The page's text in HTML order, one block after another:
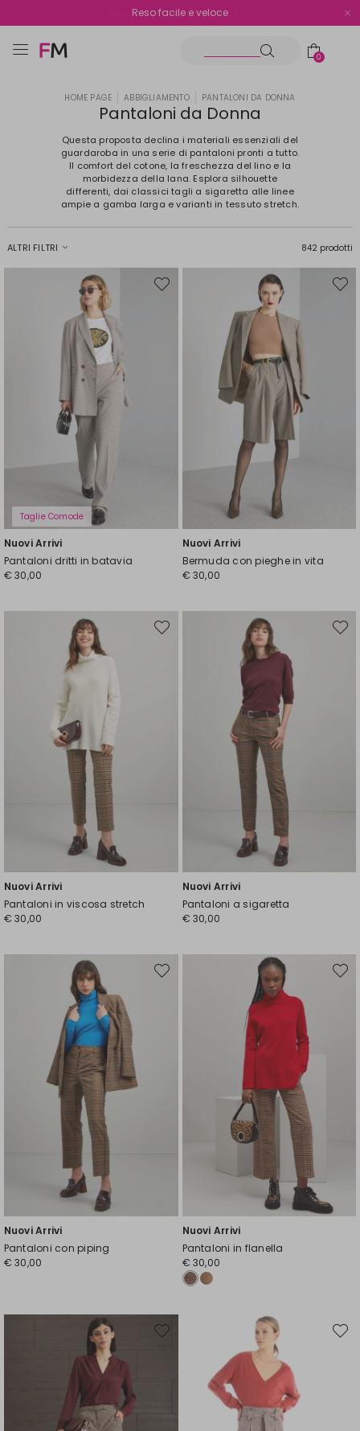
Reso facile e veloce
Spedizione gratuita oltre i €70
0
HOME PAGE ABBIGLIAMENTO PANTALONI DA DONNA
Pantaloni da Donna
Questa proposta declina i materiali essenziali del
guardaroba in una serie di pantaloni pronti a tutto.
Il comfort del cotone, la freschezza del lino e la
morbidezza della lana. Esplora silhouette
differenti, dai classici tagli a sigaretta alle linee
ampie a gamba larga e varianti in tessuto stretch.
ALTRI FILTRI 842 prodotti
Taglie Comode
Nuovi Arrivi
Pantaloni dritti in batavia
€ 30,00
Sposta
Nuovi Arrivi
Bermuda con pieghe in vita
€ 30,00
Nuovi Arrivi
Pantaloni in viscosa stretch
€ 30,00
Sposta
Nuovi Arrivi
Pantaloni a sigaretta
€ 30,00
Nuovi Arrivi
Pantaloni con piping
€ 30,00
Sposta
Nuovi Arrivi
Pantaloni in flanella
€ 30,00
Sposta